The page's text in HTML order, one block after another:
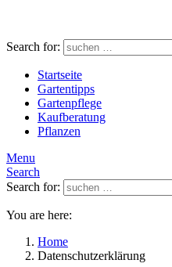
Search for:
Startseite
Gartentipps
Gartenpflege
Kaufberatung
Pflanzen
Menu
Search
Search for:
You are here:
Home
Datenschutzerklärung